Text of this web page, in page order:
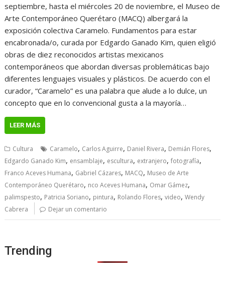
septiembre, hasta el miércoles 20 de noviembre, el Museo de
Arte Contemporáneo Querétaro (MACQ) albergará la
exposición colectiva Caramelo. Fundamentos para estar
encabronada/o, curada por Edgardo Ganado Kim, quien eligió
obras de diez reconocidos artistas mexicanos
contemporáneos que abordan diversas problemáticas bajo
diferentes lenguajes visuales y plásticos. De acuerdo con el
curador, “Caramelo” es una palabra que alude a lo dulce, un
concepto que en lo convencional gusta a la mayoría…
LEER MÁS
Cultura Caramelo, Carlos Aguirre, Daniel Rivera, Demián Flores,
Edgardo Ganado Kim, ensamblaje, escultura, extranjero,fotografía,
Franco Aceves Humana, Gabriel Cázares, MACQ, Museo de Arte
Contemporáneo Querétaro, nco Aceves Humana, Omar Gámez,
palimspesto, Patricia Soriano, pintura, Rolando Flores,video,Wendy
Cabrera
Dejar un comentario
Trending